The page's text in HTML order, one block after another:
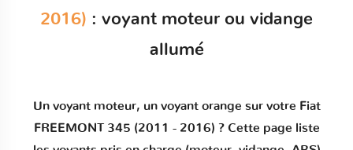
2016) : voyant moteur ou vidange
allumé
Un voyant moteur, un voyant orange sur votre Fiat
FREEMONT 345 (2011 - 2016) ? Cette page liste